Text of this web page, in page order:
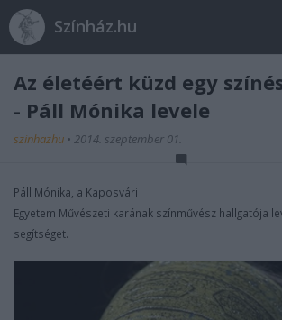
Színház.hu
Az életéért küzd egy
- Páll Mónika levele
szinhazhu • 2014. szeptember 01.
Páll Mónika, a Kaposvári
Egyetem Művészeti karának színművész hallgatója
segítséget.